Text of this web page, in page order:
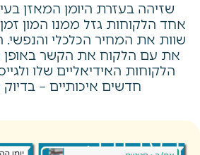
שזיהה בעזרת היומן המאזן
אחד הלקוחות גזל ממנו המון זמן
שוות את המחיר הכלכלי
את עם הלקוח את הקשר באופן
הלקוחות האידיאליים שלו
חדשים איכותיים –